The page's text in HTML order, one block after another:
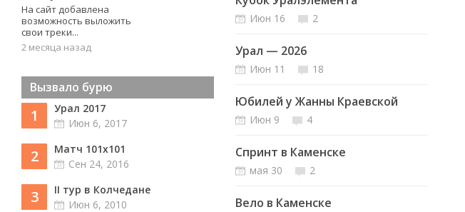
На сайт добавлена
возможность выложить
свои треки...
2 месяца назад
Вызвало бурю
1
Урал 2017
Июн 6, 2017
2
Матч 101х101
Сен 24, 2016
3
II тур в Колчедане
Июн 6, 2010
Июн 16 2
Урал — 2026
Июн 11 18
Юбилей у Жанны Краевской
Июн 9 4
Спринт в Каменске
мая 30 2
Вело в Каменске